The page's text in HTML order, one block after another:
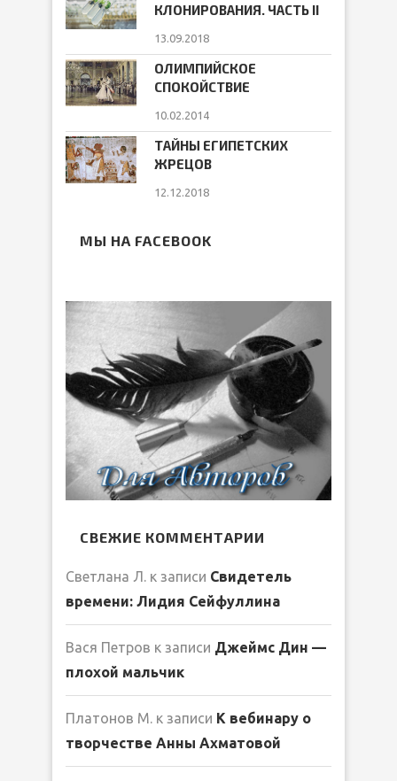
КЛОНИРОВАНИЯ. ЧАСТЬ II
13.09.2018
ОЛИМПИЙСКОЕ
СПОКОЙСТВИЕ
10.02.2014
ТАЙНЫ ЕГИПЕТСКИХ
ЖРЕЦОВ
12.12.2018
МЫ НА FACEBOOK
СВЕЖИЕ КОММЕНТАРИИ
Светлана Л. к записи Свидетель
времени: Лидия Сейфуллина
Вася Петров к записи Джеймс Дин —
плохой мальчик
Платонов М. к записи К вебинару о
творчестве Анны Ахматовой